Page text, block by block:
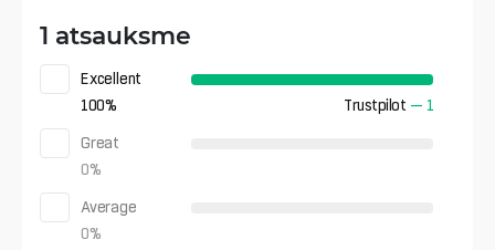
1 atsauksme
Excellent
100% Trustpilot — 1
Great
0%
Average
0%